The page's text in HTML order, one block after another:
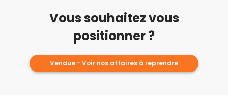
Vous souhaitez vous
positionner ?
Vendue - Voir nos affaires à reprendre